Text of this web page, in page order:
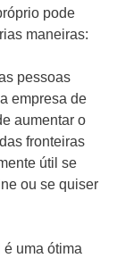
pode
maneiras:
pessoas
empresa de
aumentar o
fronteiras
útil se
ou se quiser
é uma ótima